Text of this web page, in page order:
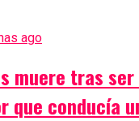
ago
muere tras
que conducía